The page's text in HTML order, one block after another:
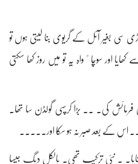
سی بغیر آئل کے گریوی بنا لیتی ہوں تو
اور سوچا " واہ یہ تو میں روز کھا سکتی
کی۔ ۔۔ بڑا کرسپی گولڈن سا تھا۔
کے بعد صبر نہ ہو سکا اور۔۔۔۔۔
۔ نئی ترکیب تھی۔ بالکل دیگ جیسا